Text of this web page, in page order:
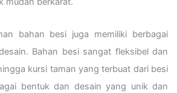
bahan besi juga memiliki berbagai
Bahan besi sangat fleksibel dan
kursi taman yang terbuat dari besi
bentuk dan desain yang unik dan